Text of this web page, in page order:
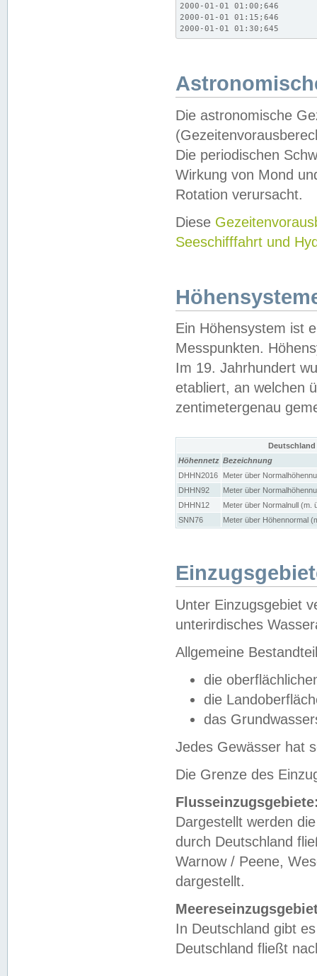
2000-01-01 01:00;646
2000-01-01 01:15;646
2000-01-01 01:30;645
Die astronomische
Die periodischen
Wirkung von Mond
Rotation verursacht.
Diese
Seeschifffahrt und
Ein Höhensystem ist
Messpunkten.
Im 19. Jahrhundert
etabliert, an welchen
zentimetergenau
Höhennetz Bezeichnung
DHHN2016
Meter über
DHHN92
Meter über
DHHN12
Meter über Normalnull (m.
SNN76
Meter über Höhennormal
Unter Einzugsgebiet
unterirdisches
Allgemeine
die
die
das
Jedes Gewässer hat
Die Grenze des
Dargestellt werden
durch Deutschland
Warnow / Peene,
dargestellt.
In Deutschland gibt
Deutschland fließt